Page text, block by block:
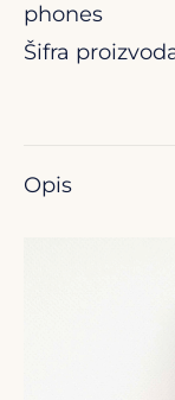
phones
Šifra
Opis